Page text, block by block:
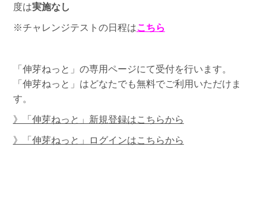
度は実施なし
※チャレンジテストの日程はこちら
「伸芽ねっと」の専用ページにて受付を行います。
「伸芽ねっと」はどなたでも無料でご利用いただけま
す。
》「伸芽ねっと」新規登録はこちらから
》「伸芽ねっと」ログインはこちらから